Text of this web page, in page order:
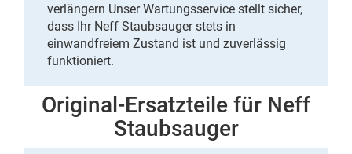
verlängern Unser Wartungsservice stellt sicher,
dass Ihr Neff Staubsauger stets in
einwandfreiem Zustand ist und zuverlässig
funktioniert.
Original-Ersatzteile für Neff
Staubsauger